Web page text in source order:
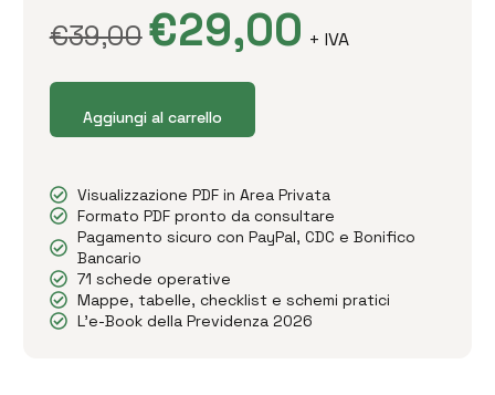
€39,00€29,00 + IVA
Aggiungi al carrello
Visualizzazione PDF in Area Privata
Formato PDF pronto da consultare
Pagamento sicuro con PayPal, CDC e Bonifico
Bancario
71 schede operative
Mappe, tabelle, checklist e schemi pratici
L'e-Book della Previdenza 2026